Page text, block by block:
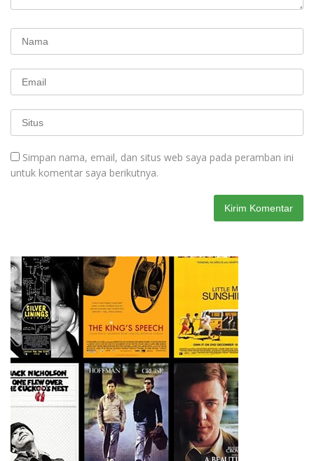
Simpan nama, email, dan situs web saya pada peramban ini
untuk komentar saya berikutnya.